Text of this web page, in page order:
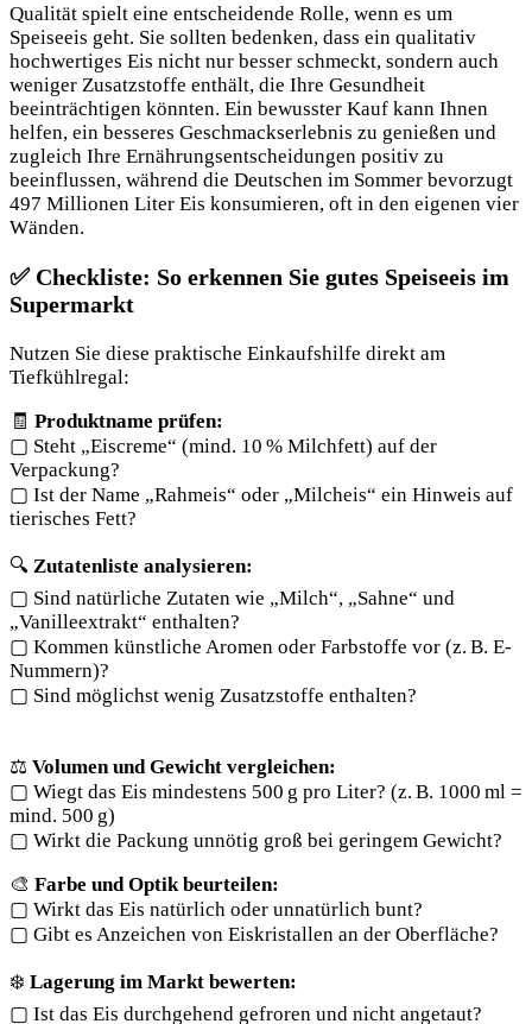
Qualität spielt eine entscheidende Rolle, wenn es um
Speiseeis geht. Sie sollten bedenken, dass ein qualitativ
hochwertiges Eis nicht nur besser schmeckt, sondern auch
weniger Zusatzstoffe enthält, die Ihre Gesundheit
beeinträchtigen könnten. Ein bewusster Kauf kann Ihnen
helfen, ein besseres Geschmackserlebnis zu genießen und
zugleich Ihre Ernährungsentscheidungen positiv zu
beeinflussen, während die Deutschen im Sommer bevorzugt
497 Millionen Liter Eis konsumieren, oft in den eigenen vier
Wänden.
✅ Checkliste: So erkennen Sie gutes Speiseeis im
Supermarkt
Nutzen Sie diese praktische Einkaufshilfe direkt am
Tiefkühlregal:
🧾 Produktname prüfen:
▢ Steht „Eiscreme“ (mind. 10 % Milchfett) auf der
Verpackung?
▢ Ist der Name „Rahmeis“ oder „Milcheis“ ein Hinweis auf
tierisches Fett?
🔍 Zutatenliste analysieren:
▢ Sind natürliche Zutaten wie „Milch“, „Sahne“ und
„Vanilleextrakt“ enthalten?
▢ Kommen künstliche Aromen oder Farbstoffe vor (z. B. E-
Nummern)?
▢ Sind möglichst wenig Zusatzstoffe enthalten?
⚖️ Volumen und Gewicht vergleichen:
▢ Wiegt das Eis mindestens 500 g pro Liter? (z. B. 1000 ml =
mind. 500 g)
▢ Wirkt die Packung unnötig groß bei geringem Gewicht?
🎨 Farbe und Optik beurteilen:
▢ Wirkt das Eis natürlich oder unnatürlich bunt?
▢ Gibt es Anzeichen von Eiskristallen an der Oberfläche?
❄️ Lagerung im Markt bewerten:
▢ Ist das Eis durchgehend gefroren und nicht angetaut?